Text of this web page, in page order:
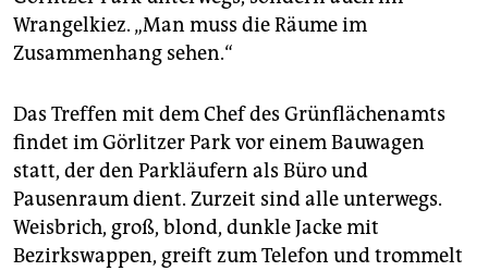
Wrangelkiez. „Man muss die Räume im
Zusammenhang sehen.“
Das Treffen mit dem Chef des Grünflächenamts
findet im Görlitzer Park vor einem Bauwagen
statt, der den Parkläufern als Büro und
Pausenraum dient. Zurzeit sind alle unterwegs.
Weisbrich, groß, blond, dunkle Jacke mit
Bezirkswappen, greift zum Telefon und trommelt